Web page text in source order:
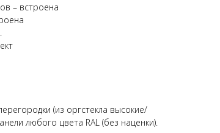
– встроена
(из оргстекла высокие/
любого цвета RAL (без наценки).